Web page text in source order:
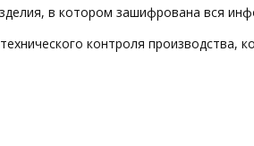
в котором зашифрована вся
контроля производства,